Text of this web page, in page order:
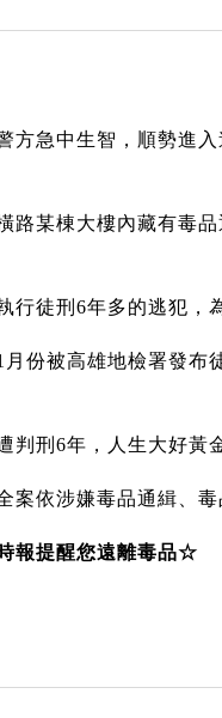
方急中生智，順勢進
路某棟大樓內藏有毒
行徒刑6年多的逃犯，
份被高雄地檢署發布
判刑6年，人生大好
案依涉嫌毒品通緝、
報提醒您遠離毒品☆